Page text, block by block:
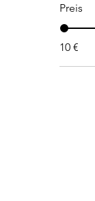
Preis
10 €